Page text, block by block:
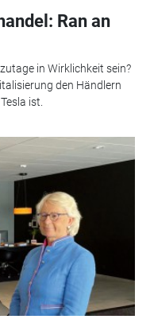
Ran an
in Wirklichkeit sein?
den Händlern
ist.